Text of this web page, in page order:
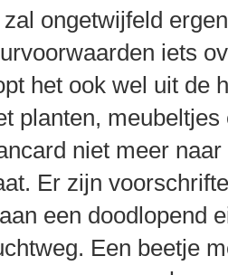
zal ongetwijfeld
iets
het ook wel uit de
planten,
niet meer
Er zijn
een doodlopend
Een beetje